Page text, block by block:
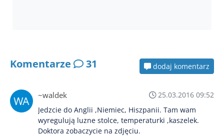
Komentarze 31 dodaj komentarz
~waldek
25.03.2016 09:52
Jedzcie do Anglii ,Niemiec, Hiszpanii. Tam wam
wyregulują luzne stolce, temperaturki ,kaszelek.
Doktora zobaczycie na zdjęciu.